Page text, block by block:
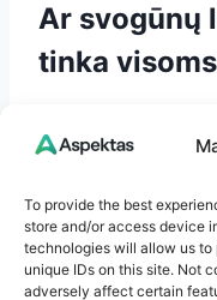
To provide the best
store and/or access device
technologies will allow us to
unique IDs on this site. Not
adversely affect certain
Ar svogūnų
tinka
universali,
Kuo